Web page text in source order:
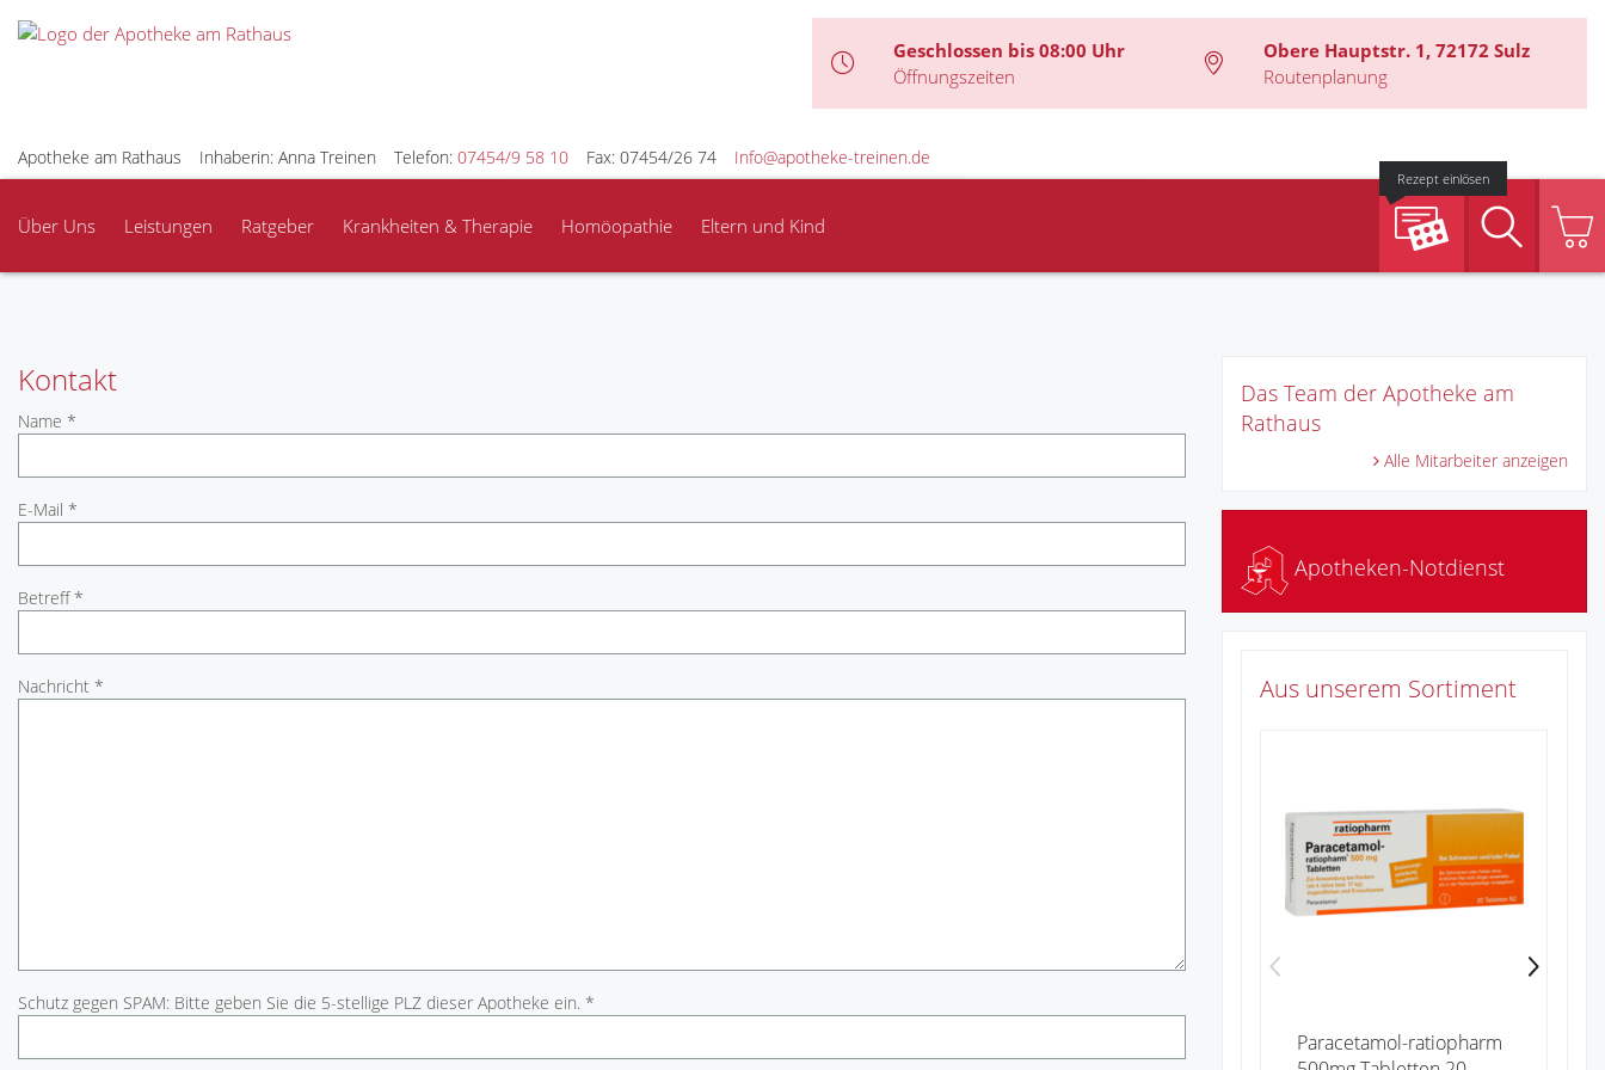
Geschlossen bis 08:00 Uhr
Öffnungszeiten
Obere Hauptstr. 1, 72172 Sulz
Routenplanung
Apotheke am Rathaus Inhaberin: Anna Treinen Telefon: 07454/9 58 10 Fax: 07454/26 74 Info@apotheke-treinen.de
Über Uns Leistungen Ratgeber Krankheiten & Therapie Homöopathie Eltern und Kind
Rezept einlösen
Suche
Kontakt
Name *
E-Mail *
Betreff *
Nachricht *
Schutz gegen SPAM: Bitte geben Sie die 5-stellige PLZ dieser Apotheke ein. *
Das Team der Apotheke am
Rathaus
Alle Mitarbeiter anzeigen
Apotheken-Notdienst
Aus unserem Sortiment
Paracetamol-ratiopharm